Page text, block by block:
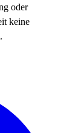
oder
keine